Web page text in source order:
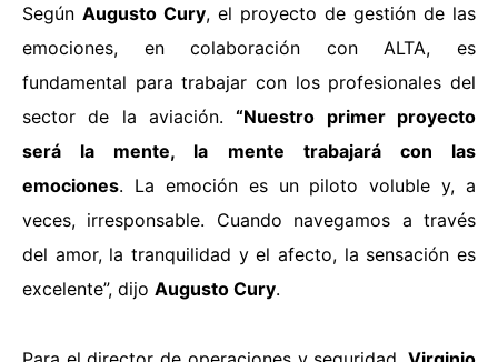
Según Augusto Cury, el proyecto de gestión de las
emociones, en colaboración con ALTA, es
fundamental para trabajar con los profesionales del
sector de la aviación.“Nuestro primer proyecto
será la mente, la mente trabajará con las
emociones. La emoción es un piloto voluble y, a
veces, irresponsable. Cuando navegamos a través
del amor, la tranquilidad y el afecto, la sensación es
excelente”, dijo Augusto Cury.